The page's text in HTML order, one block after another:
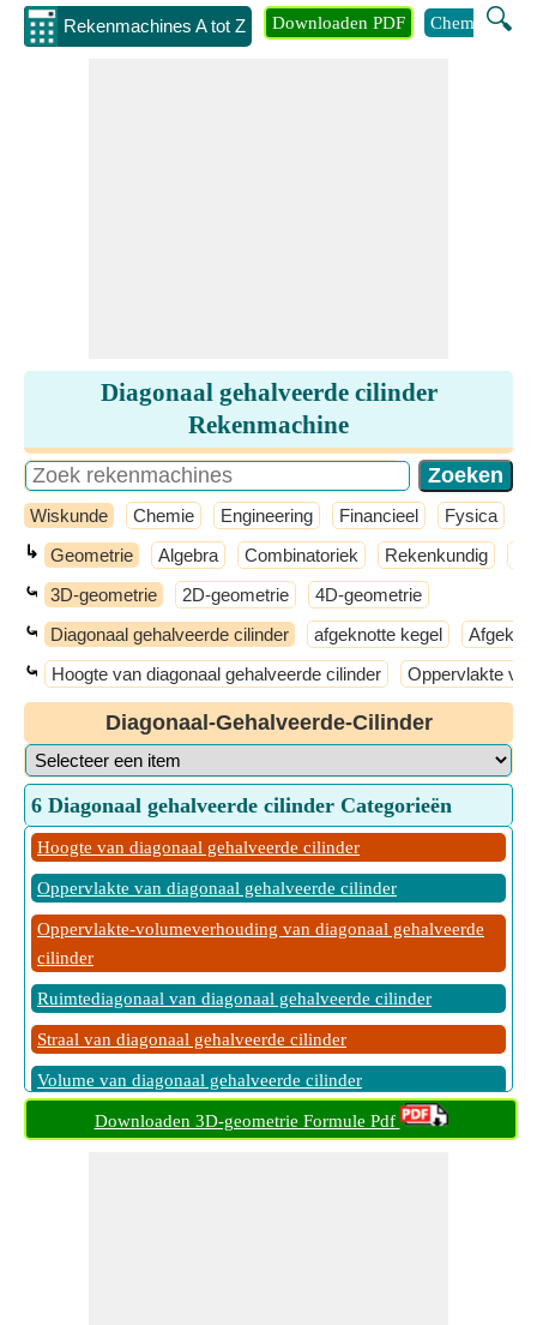
Rekenmachines A tot Z 🔍
Downloaden PDF Chemie
Diagonaal gehalveerde cilinder
Rekenmachine
Wiskunde Chemie Engineering Financieel Fysica
↳ Geometrie Algebra Combinatoriek Rekenkundig
⤿ 3D-geometrie 2D-geometrie 4D-geometrie
⤿ Diagonaal gehalveerde cilinder afgeknotte kegel
⤿ Hoogte van diagonaal gehalveerde cilinder Oppervlakte
Diagonaal-Gehalveerde-Cilinder
6 Diagonaal gehalveerde cilinder Categorieën
Hoogte van diagonaal gehalveerde cilinder
Oppervlakte van diagonaal gehalveerde cilinder
Oppervlakte-volumeverhouding van diagonaal gehalveerde
cilinder
Ruimtediagonaal van diagonaal gehalveerde cilinder
Straal van diagonaal gehalveerde cilinder
Volume van diagonaal gehalveerde cilinder
Downloaden 3D-geometrie Formule Pdf